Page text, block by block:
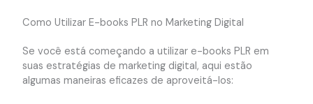
Como Utilizar E-books PLR no Marketing Digital
Se você está começando a utilizar e-books PLR em
suas estratégias de marketing digital, aqui estão
algumas maneiras eficazes de aproveitá-los: